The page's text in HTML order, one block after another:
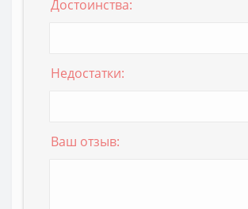
Достоинства:
Недостатки:
Ваш отзыв: